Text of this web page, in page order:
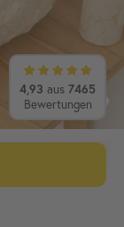
4,93 aus 7465
Bewertungen